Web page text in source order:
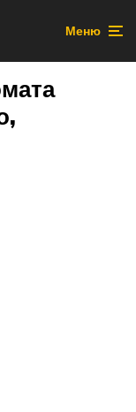
Меню